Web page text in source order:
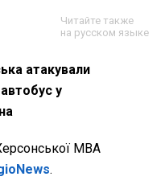
Читайте также
на русском языке
атакували
у
МВА
.